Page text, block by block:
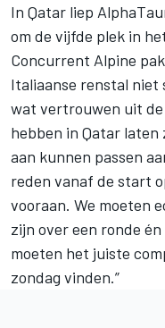
In Qatar liep
om de vijfde plek in
Concurrent Alpine
Italiaanse renstal niet
wat vertrouwen uit de
hebben in Qatar laten
aan kunnen passen
reden vanaf de start
vooraan. We moeten
zijn over een ronde
moeten het juiste
zondag vinden.”